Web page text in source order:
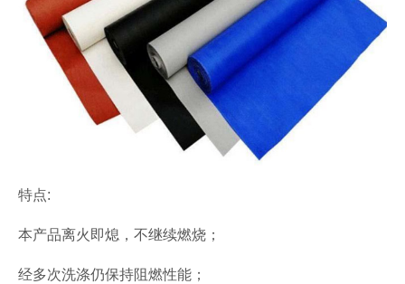
特点:
本产品离火即熄，不继续燃烧；
经多次洗涤仍保持阻燃性能；